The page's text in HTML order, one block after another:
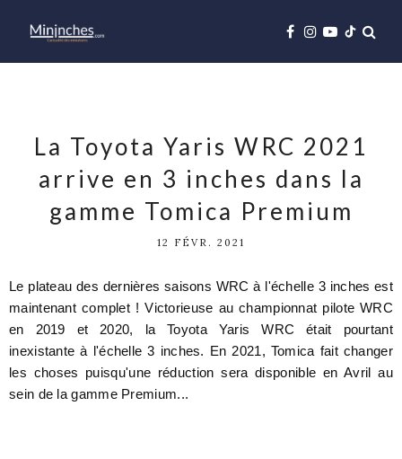
La Toyota Yaris WRC 2021
arrive en 3 inches dans la
gamme Tomica Premium
12 FÉVR. 2021
Le plateau des dernières saisons WRC à l'échelle 3 inches est
maintenant complet ! Victorieuse au championnat pilote WRC
en 2019 et 2020, la Toyota Yaris WRC était pourtant
inexistante à l'échelle 3 inches. En 2021, Tomica fait changer
les choses puisqu'une réduction sera disponible en Avril au
sein de la gamme Premium...